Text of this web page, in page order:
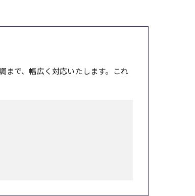
まで、幅広く対応いたします。これ